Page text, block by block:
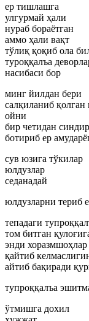
ер тишлашга
улгурмай ҳали
нураб бораётган
аммо ҳали вақт
тўлиқ қоқиб ола
туроққалъа
насибаси бор
минг йилдан бери
салқиланиб қолган
ойни
бир четидан
ботириб ер
сув юзига тўкилар
юлдузлар
седанадай
юлдузларни териб
тепадаги
том битган
энди хоразмшоҳлар
қайтиб
айтиб бақиради
тупроққалъа
ўтмишга дохил